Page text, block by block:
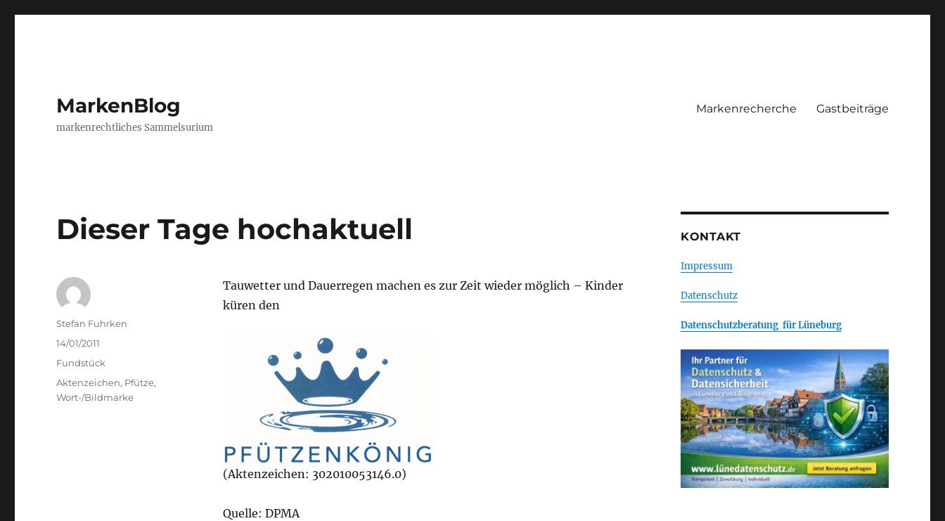
MarkenBlog
markenrechtliches Sammelsurium
Markenrecherche Gastbeiträge
Dieser Tage hochaktuell
Tauwetter und Dauerregen machen es zur Zeit wieder möglich – Kinder
küren den
(Aktenzeichen: 302010053146.0)
Quelle: DPMA
Author
Stefan Fuhrken
Posted
14/01/2011
Categories
Fundstück
Tags
Aktenzeichen, Pfütze,
Wort-/Bildmarke
KONTAKT
Impressum
Datenschutz
Datenschutzberatung für Lüneburg